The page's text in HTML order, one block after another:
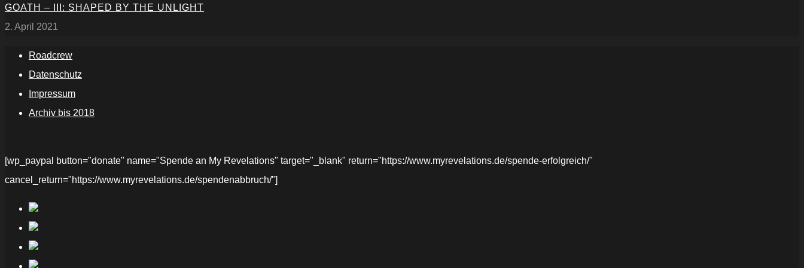
GOATH – III: SHAPED BY THE UNLIGHT
2. April 2021
Roadcrew
Datenschutz
Impressum
Archiv bis 2018
[wp_paypal button="donate" name="Spende an My Revelations" target="_blank" return="https://www.myrevelations.de/spende-erfolgreich/"
cancel_return="https://www.myrevelations.de/spendenabbruch/"]